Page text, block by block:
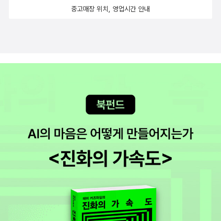
사 1980)/11.검은 유혹(The Case of the Daring Decoy 1957)
e Lame Canary1937)>1번 출간▶마의 함정(출판사 불명 1957)1
of the Phantom Fortune 1964)>1번 출간▶환상의 재난(진화당
총 15작품에 불과하다.그 중 현재 국내에서 구입해 읽을 수 있는 책들
있는 책들인데 실제 가장 근래에 간행된 책들이 90년대에 간행되었
번만 출간된 제 3의 공포,렉스터가의 후예,마의 함정,정직한 피고,환
상의 재난등은 혹시라도 헌책방등지에 발견하면 구입하기를 적극 추
천드린다.물론 2번 출간된 책들 역시 오래전에 절판되었기에 헌책방
심리묘사와 반전, 오컬트적 분위기가 백미였던 소설이다. 아, 얘기하
의 안 나오고, '범인은 알았어요' 라고 사람들 다 죽은 다음에 얄밉게
말하는 것이 씁쓸함을 주지만, 그럼에도 불구하고, 재미있었다는 거!
다. 밀실 살인과 알리바이 깨기 트릭이 나오는데, 둘 다 굉장히 설득력
있고, 단순하지만, 강하게 와 닿았다. 엘러리 퀸 <Z의 비극> 전 두편
에 비해 왕창 실망스러운 작품. 페이션스라는 야심찬 여탐정이 등장
격 본격에서 갑자기 하드보일드스럽게흘러가는 이야기. 뭐, 그래도
드루리 레인이 폭삭 늙어서 불쌍하게 나왔다는 것에 점수를 준다.(이
상한데 점수를 주는 나. S인거야?)마르탱 파주 <비>며칠째 비가 계
hort stories) * The Case of the Dubious Bridegroom The C
e Fugitive Nurse The Case of the Runaway Corpse The Ca
se of the Restless Redhead * The Case of the Glamorous
the Nervous AccompliceThe Case of the Terrified Typist *
The Case of the Demure Defendant * The Case of the Gil
ded Lily * The Case of the Lucky Loser * The Case of the
Case of the Long-Legged Models The Case of the Calend
ar Girl * The Case of the Foot-Loose Doll * The Case of t
중고매장 위치, 영업시간 안내